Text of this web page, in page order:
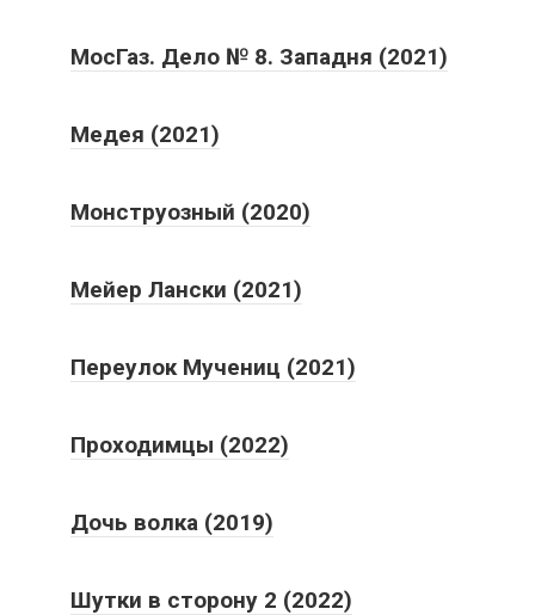
МосГаз. Дело № 8. Западня (2021)
Медея (2021)
Монструозный (2020)
Мейер Лански (2021)
Переулок Мучениц (2021)
Проходимцы (2022)
Дочь волка (2019)
Шутки в сторону 2 (2022)